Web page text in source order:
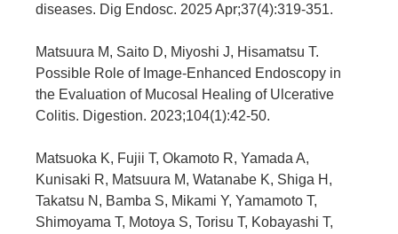
diseases. Dig Endosc. 2025 Apr;37(4):319-351.
Matsuura M, Saito D, Miyoshi J, Hisamatsu T.
Possible Role of Image-Enhanced Endoscopy in
the Evaluation of Mucosal Healing of Ulcerative
Colitis. Digestion. 2023;104(1):42-50.
Matsuoka K, Fujii T, Okamoto R, Yamada A,
Kunisaki R, Matsuura M, Watanabe K, Shiga H,
Takatsu N, Bamba S, Mikami Y, Yamamoto T,
Shimoyama T, Motoya S, Torisu T, Kobayashi T,